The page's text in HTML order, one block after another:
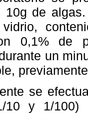
10g de
0,1% de
un
se
10 y 1/100)